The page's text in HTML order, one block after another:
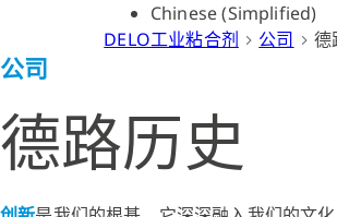
Chinese (Simplified)
DELO工业粘合剂
公司 德
公司
德路历史